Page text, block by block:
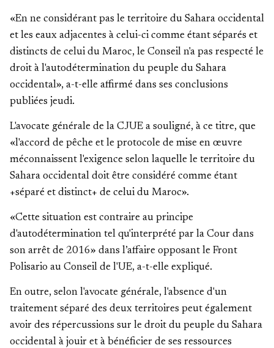
«En ne considérant pas le territoire du Sahara occidental
et les eaux adjacentes à celui-ci comme étant séparés et
distincts de celui du Maroc, le Conseil n'a pas respecté le
droit à l'autodétermination du peuple du Sahara
occidental», a-t-elle affirmé dans ses conclusions
publiées jeudi.
L'avocate générale de la CJUE a souligné, à ce titre, que
«l'accord de pêche et le protocole de mise en œuvre
méconnaissent l'exigence selon laquelle le territoire du
Sahara occidental doit être considéré comme étant
+séparé et distinct+ de celui du Maroc».
«Cette situation est contraire au principe
d'autodétermination tel qu'interprété par la Cour dans
son arrêt de 2016» dans l’affaire opposant le Front
Polisario au Conseil de l'UE, a-t-elle expliqué.
En outre, selon l'avocate générale, l'absence d'un
traitement séparé des deux territoires peut également
avoir des répercussions sur le droit du peuple du Sahara
occidental à jouir et à bénéficier de ses ressources